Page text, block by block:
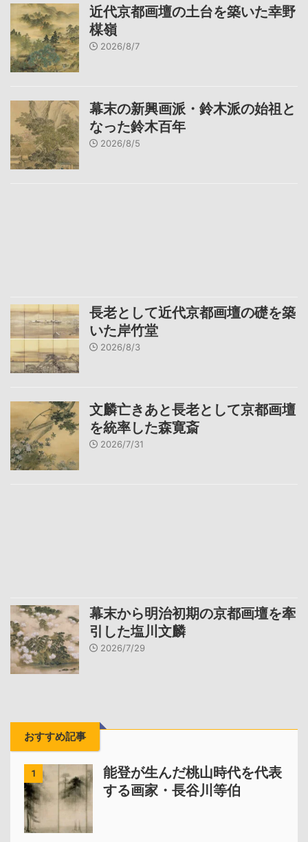
近代京都画壇の土台を築いた幸野
楳嶺
2026/8/7
幕末の新興画派・鈴木派の始祖と
なった鈴木百年
2026/8/5
長老として近代京都画壇の礎を築
いた岸竹堂
2026/8/3
文麟亡きあと長老として京都画壇
を統率した森寛斎
2026/7/31
幕末から明治初期の京都画壇を牽
引した塩川文麟
2026/7/29
おすすめ記事
1
能登が生んだ桃山時代を代表
する画家・長谷川等伯